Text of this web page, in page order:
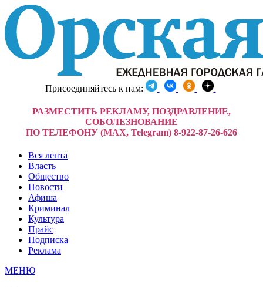
Присоединяйтесь к нам:
РАЗМЕСТИТЬ РЕКЛАМУ, ПОЗДРАВЛЕНИЕ,
СОБОЛЕЗНОВАНИЕ
ПО ТЕЛЕФОНУ (MAX, Telegram) 8-922-87-26-626
Вся лента
Власть
Общество
Новости
Афиша
Криминал
Культура
Прайс
Подписка
Реклама
МЕНЮ